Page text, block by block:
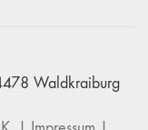
Waldkraiburg